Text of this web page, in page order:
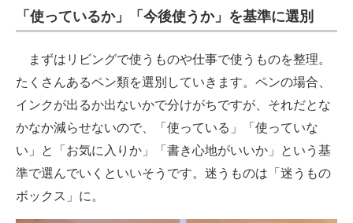
「使っているか」「今後使うか」を基準に選別
まずはリビングで使うものや仕事で使うものを整理。
たくさんあるペン類を選別していきます。ペンの場合、
インクが出るか出ないかで分けがちですが、それだとな
かなか減らせないので、「使っている」「使っていな
い」と「お気に入りか」「書き心地がいいか」という基
準で選んでいくといいそうです。迷うものは「迷うもの
ボックス」に。